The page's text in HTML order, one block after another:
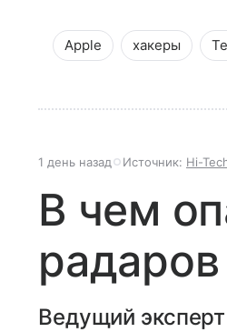
Apple хакеры
1 день назад Источник: Hi-
В чем
Ведущий